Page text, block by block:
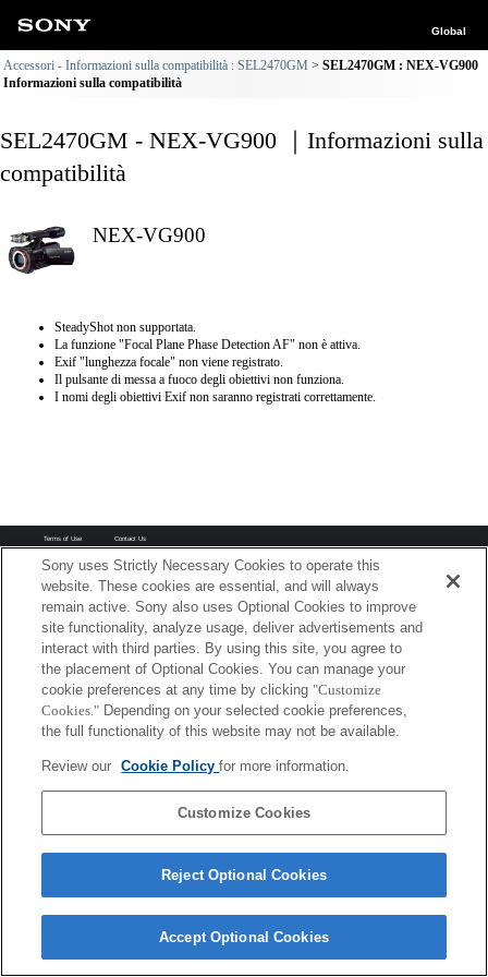
Global
Accessori - Informazioni sulla compatibilità : SEL2470GM
SEL2470GM : NEX-VG900
Informazioni sulla compatibilità
SEL2470GM - NEX-VG900 ｜Informazioni sulla
compatibilità
NEX-VG900
SteadyShot non supportata.
La funzione "Focal Plane Phase Detection AF" non è attiva.
Exif "lunghezza focale" non viene registrato.
Il pulsante di messa a fuoco degli obiettivi non funziona.
I nomi degli obiettivi Exif non saranno registrati correttamente.
Terms of Use Contact Us
Sony uses Strictly Necessary Cookies to operate this
website. These cookies are essential, and will always
remain active. Sony also uses Optional Cookies to improve
site functionality, analyze usage, deliver advertisements and
interact with third parties. By using this site, you agree to
the placement of Optional Cookies. You can manage your
cookie preferences at any time by clicking "Customize
Cookies." Depending on your selected cookie preferences,
the full functionality of this website may not be available.
Review our Cookie Policyfor more information.
Customize Cookies
Reject Optional Cookies
Accept Optional Cookies